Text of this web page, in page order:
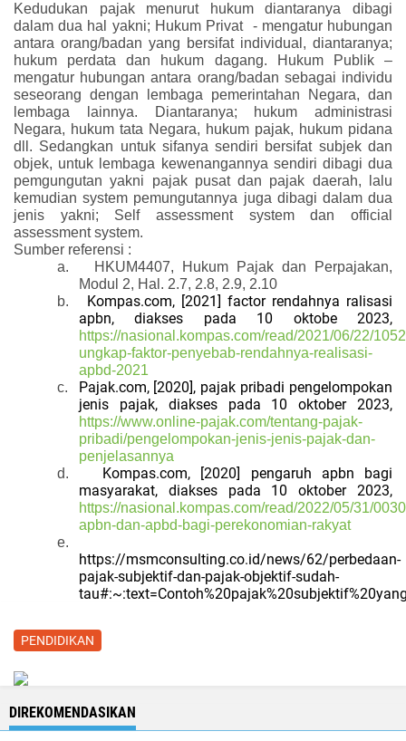
Kedudukan pajak menurut hukum diantaranya dibagi
dalam dua hal yakni; Hukum Privat
- mengatur hubungan
antara orang/badan yang bersifat individual, diantaranya;
hukum perdata dan hukum dagang. Hukum Publik –
mengatur hubungan antara orang/badan sebagai individu
seseorang dengan lembaga pemerintahan Negara, dan
lembaga lainnya. Diantaranya; hukum administrasi
Negara, hukum tata Negara, hukum pajak, hukum pidana
dll. Sedangkan untuk sifanya sendiri bersifat subjek dan
objek, untuk lembaga kewenangannya sendiri dibagi dua
pemgungutan yakni pajak pusat dan pajak daerah, lalu
kemudian system pemungutannya juga dibagi dalam dua
jenis yakni; Self assessment system dan official
assessment system.
Sumber referensi :
a.
HKUM4407, Hukum Pajak dan Perpajakan,
Modul 2, Hal. 2.7, 2.8, 2.9, 2.10
b.
Kompas.com, [2021] factor rendahnya ralisasi
apbn, diakses pada 10 oktobe 2023,
https://nasional.kompas.com/read/2021/06/22/
ungkap-faktor-penyebab-rendahnya-realisasi-
apbd-2021
c.
Pajak.com, [2020], pajak pribadi pengelompokan
jenis pajak, diakses pada 10 oktober 2023,
https://www.online-pajak.com/tentang-pajak-
pribadi/pengelompokan-jenis-jenis-pajak-dan-
penjelasannya
d.
Kompas.com, [2020] pengaruh apbn bagi
masyarakat, diakses pada 10 oktober 2023,
https://nasional.kompas.com/read/2022/05/31/
apbn-dan-apbd-bagi-perekonomian-rakyat
e.
https://msmconsulting.co.id/news/62/perbedaan-
pajak-subjektif-dan-pajak-objektif-sudah-
PENDIDIKAN
DIREKOMENDASIKAN